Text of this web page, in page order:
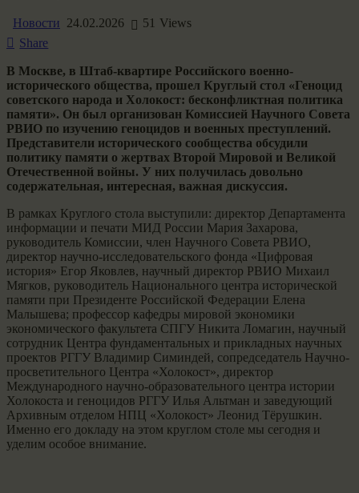
Новости 24.02.2026 51 Views
Share
В Москве, в Штаб-квартире Российского военно-
исторического общества, прошел Круглый стол «Геноцид
советского народа и Холокост: бесконфликтная политика
памяти». Он был организован Комиссией Научного Совета
РВИО по изучению геноцидов и военных преступлений.
Представители исторического сообщества обсудили
политику памяти о жертвах Второй Мировой и Великой
Отечественной войны. У них получилась довольно
содержательная, интересная, важная дискуссия.
В рамках Круглого стола выступили: директор Департамента
информации и печати МИД России Мария Захарова,
руководитель Комиссии, член Научного Совета РВИО,
директор научно-исследовательского фонда «Цифровая
история» Егор Яковлев, научный директор РВИО Михаил
Мягков, руководитель Национального центра исторической
памяти при Президенте Российской Федерации Елена
Малышева; профессор кафедры мировой экономики
экономического факультета СПГУ Никита Ломагин, научный
сотрудник Центра фундаментальных и прикладных научных
проектов РГГУ Владимир Симиндей, сопредседатель Научно-
просветительного Центра «Холокост», директор
Международного научно-образовательного центра истории
Холокоста и геноцидов РГГУ Илья Альтман и заведующий
Архивным отделом НПЦ «Холокост» Леонид Тёрушкин.
Именно его докладу на этом круглом столе мы сегодня и
уделим особое внимание.